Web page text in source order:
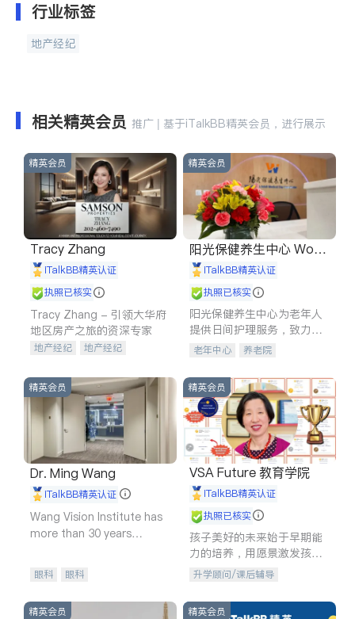
行业标签
地产经纪
相关精英会员 推广 | 基于iTalkBB精英会员，进行展示
精英会员
Tracy Zhang
iTalkBB精英认证
执照已核实
Tracy Zhang - 引领大华府
地区房产之旅的资深专家
地产经纪
地产经纪
商铺租售
开发商建商
精英会员
阳光保健养生中心 World
shine
iTalkBB精英认证
执照已核实
阳光保健养生中心为老年人
提供日间护理服务，致力于
通过持续的护理创新来有效
老年中心 养老院
精英会员
Dr. Ming Wang
iTalkBB精英认证
Wang Vision Institute has
more than 30 years
眼科 眼科
精英会员
VSA Future 教育学院
iTalkBB精英认证
执照已核实
孩子美好的未来始于早期能
力的培养，用愿景激发孩子
的学习潜力和动力。理念：
拥有成长型心态是成功的基
石。
升学顾问/课后辅导
精英会员 精英会员